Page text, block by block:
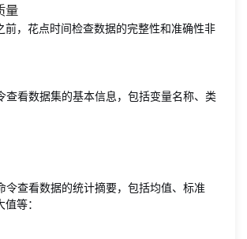
量
前，花点时间检查数据的完整性和准确性非
看数据集的基本信息，包括变量名称、类
令查看数据的统计摘要，包括均值、标准
等：